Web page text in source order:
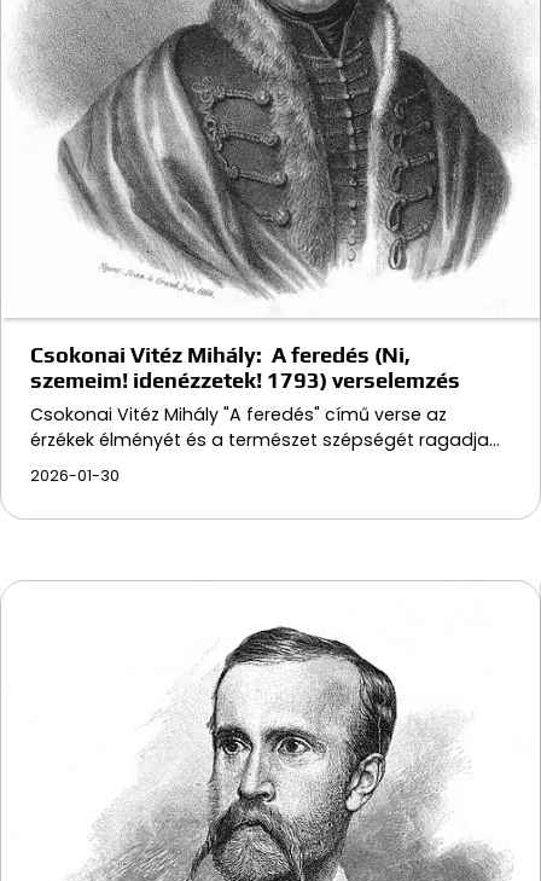
Csokonai Vitéz Mihály: A feredés (Ni,
szemeim! idenézzetek! 1793) verselemzés
Csokonai Vitéz Mihály "A feredés" című verse az
érzékek élményét és a természet szépségét ragadja…
2026-01-30